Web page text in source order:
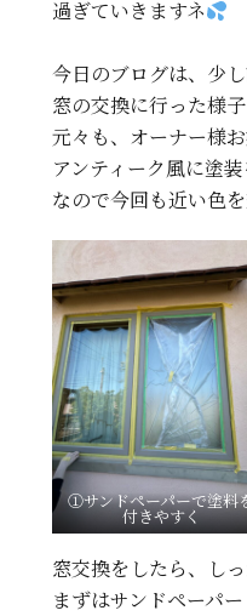
過ぎていきますネ
今日のブログは、少
窓の交換に行った様
元々も、オーナー様
アンティーク風に塗装
なので今回も近い色
①サンドペーパーで塗料
付きやすく
窓交換をしたら、し
まずはサンドペーパー